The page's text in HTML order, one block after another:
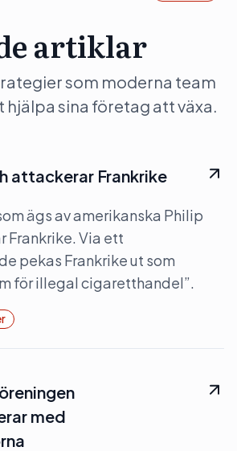
artiklar
som moderna team
hjälpa sina företag att växa.
attackerar Frankrike
ägs av amerikanska Philip
Frankrike. Via ett
pekas Frankrike ut som
för illegal cigaretthandel”.
med